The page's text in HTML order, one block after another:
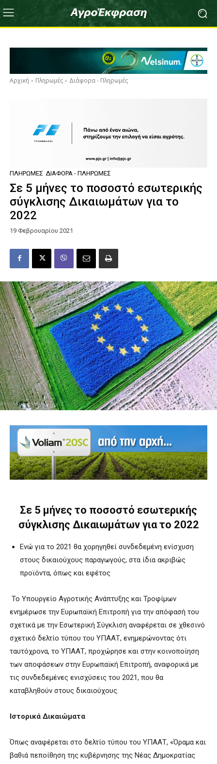
Αρχική Πληρωμές Διάφορα - Πληρωμές
ΠΛΗΡΩΜΈΣ ΔΙΆΦΟΡΑ - ΠΛΗΡΩΜΈΣ
Σε 5 μήνες το ποσοστό εσωτερικής
σύγκλισης Δικαιωμάτων για το
2022
19 Φεβρουαρίου 2021
Σε 5 μήνες το ποσοστό εσωτερικής
σύγκλισης Δικαιωμάτων για το 2022
Ενώ για το 2021 θα χορηγηθεί συνδεδεμένη ενίσχυση
στους δικαιούχους παραγωγούς, στα ίδια ακριβώς
προϊόντα, όπως και εφέτος
Το Υπουργείο Αγροτικής Ανάπτυξης και Τροφίμων
ενημέρωσε την Ευρωπαϊκή Επιτροπή για την απόφασή του
σχετικά με την Εσωτερική Σύγκλιση αναφέρεται σε χθεσινό
σχετικό δελτίο τύπου του ΥΠΑΑΤ, ενημερώνοντας ότι
ταυτόχρονα, το ΥΠΑΑΤ, προχώρησε και στην κοινοποίηση
των αποφάσεων στην Ευρωπαϊκή Επιτροπή, αναφορικά με
τις συνδεδεμένες ενισχύσεις του 2021, που θα
καταβληθούν στους δικαιούχους.
Ιστορικά Δικαιώματα
Όπως αναφέρεται στο δελτίο τύπου του ΥΠΑΑΤ, «Όραμα και
βαθιά πεποίθηση της κυβέρνησης της Νέας Δημοκρατίας